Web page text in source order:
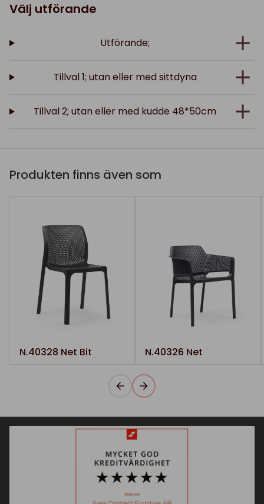
Välj utförande
Utförande;
Tillval 1; utan eller med sittdyna
Tillval 2; utan eller med kudde 48*50cm
Produkten finns även som
N.40328 Net Bit N.40326 Net